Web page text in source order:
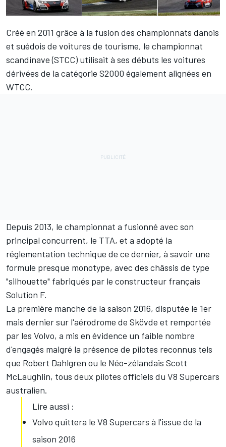
Créé en 2011 grâce à la fusion des championnats danois
et suédois de voitures de tourisme, le championnat
scandinave (STCC) utilisait à ses débuts les voitures
dérivées de la catégorie S2000 également alignées en
WTCC.
Depuis 2013, le championnat a fusionné avec son
principal concurrent, le TTA, et a adopté la
réglementation technique de ce dernier, à savoir une
formule presque monotype, avec des châssis de type
"silhouette" fabriqués par le constructeur français
Solution F.
La première manche de la saison 2016, disputée le 1er
mais dernier sur l'aérodrome de Skövde et remportée
par les Volvo, a mis en évidence un faible nombre
d'engagés malgré la présence de pilotes reconnus tels
que Robert Dahlgren ou le Néo-zélandais Scott
McLaughlin, tous deux pilotes officiels du V8 Supercars
australien.
Lire aussi :
Volvo quittera le V8 Supercars à l'issue de la
saison 2016